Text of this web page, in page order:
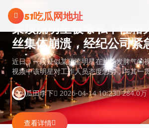
跳过导航
51吃瓜网地址
娱乐吃瓜
某顶流明星被曝私下性格
丝集体崩溃，经纪公司紧
近日，一段疑似某顶流明星在片场发脾气的
视频中该明星对工作人员态度恶劣，与其一
庭。粉丝们纷纷表示难以置信，经纪公司随
断章取义。
瓜田李下 2026-04-14 10:23 284.0万
查看详情